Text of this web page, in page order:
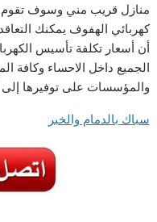
منازل قريب مني وسوف
كهربائي الهفوف يمكنك
أن أسعار تكلفة تأسيس
الجميع داخل الاحساء وكافة
والمؤسسات على توفيرها إلى
سباك بالدمام والخبر